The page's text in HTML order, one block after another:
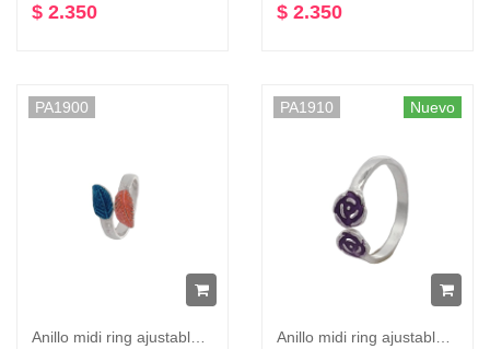
$ 2.350 $ 2.350
PA1900 PA1910 Nuevo